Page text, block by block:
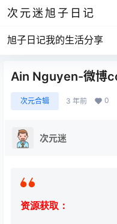
次元迷旭子日记
旭子日记我的生活分享
Ain Nguyen-微博
次元合辑 3 年前 0
次元迷
资源获取：